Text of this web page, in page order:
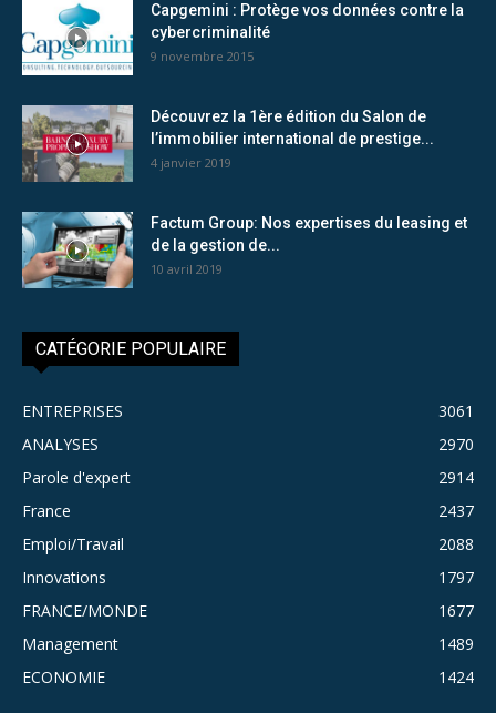
Capgemini : Protège vos données contre la
cybercriminalité
9 novembre 2015
Découvrez la 1ère édition du Salon de
l’immobilier international de prestige...
4 janvier 2019
Factum Group: Nos expertises du leasing et
de la gestion de...
10 avril 2019
CATÉGORIE POPULAIRE
ENTREPRISES
3061
ANALYSES
2970
Parole d'expert
2914
France
2437
Emploi/Travail
2088
Innovations
1797
FRANCE/MONDE
1677
Management
1489
ECONOMIE
1424